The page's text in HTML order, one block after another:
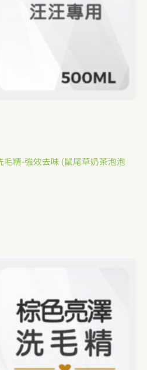
毛精-強效去味 (鼠尾草奶茶泡泡